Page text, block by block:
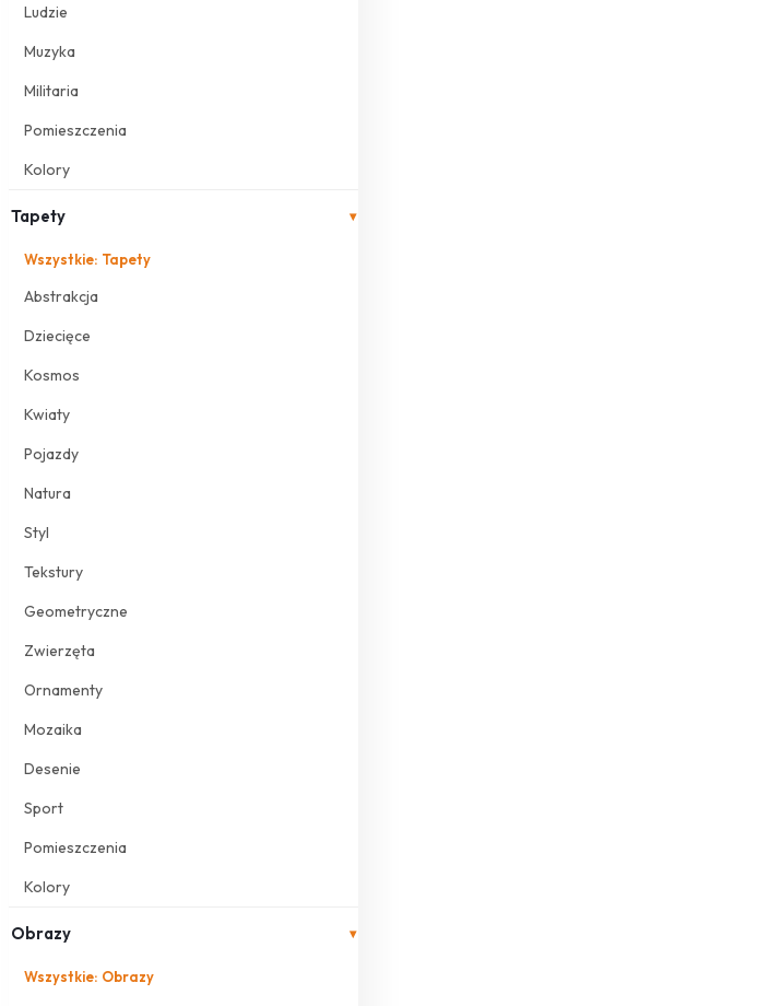
Ludzie
Muzyka
Militaria
Pomieszczenia
Kolory
Tapety ▾
Wszystkie: Tapety
Abstrakcja
Dziecięce
Kosmos
Kwiaty
Pojazdy
Natura
Styl
Tekstury
Geometryczne
Zwierzęta
Ornamenty
Mozaika
Desenie
Sport
Pomieszczenia
Kolory
Obrazy ▾
Wszystkie: Obrazy